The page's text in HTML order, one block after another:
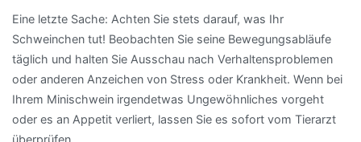
Eine letzte Sache: Achten Sie stets darauf, was Ihr
Schweinchen tut! Beobachten Sie seine Bewegungsabläufe
täglich und halten Sie Ausschau nach Verhaltensproblemen
oder anderen Anzeichen von Stress oder Krankheit. Wenn bei
Ihrem Minischwein irgendetwas Ungewöhnliches vorgeht
oder es an Appetit verliert, lassen Sie es sofort vom Tierarzt